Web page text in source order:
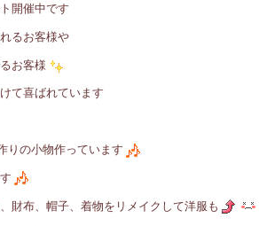
開催中です
るお客様や
お客様
て喜ばれています
りの小物作っています
財布、帽子、着物をリメイクして洋服も